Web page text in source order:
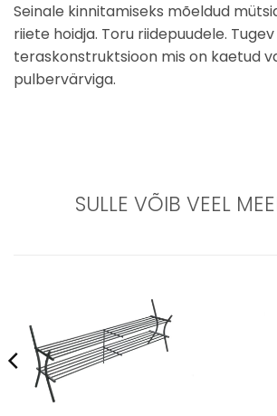
Seinale kinnitamiseks mõeldud
riiete hoidja. Toru riidepuudele. Tugev
teraskonstruktsioon mis on kaetud
pulbervärviga.
SULLE VÕIB VEEL